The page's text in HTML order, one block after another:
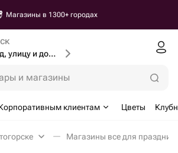
Магазины в 1300+ городах
Введите город, улицу и дом доставки
и магазины
клиентам Цветы
Магазины все для